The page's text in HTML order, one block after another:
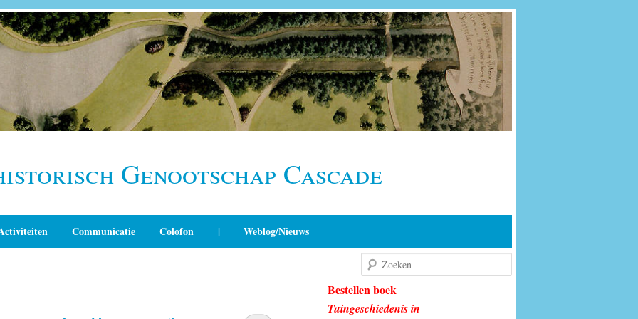
Genootschap Cascade
Communicatie Colofon | Weblog/Nieuws
Bestellen boek
Tuingeschiedenis in